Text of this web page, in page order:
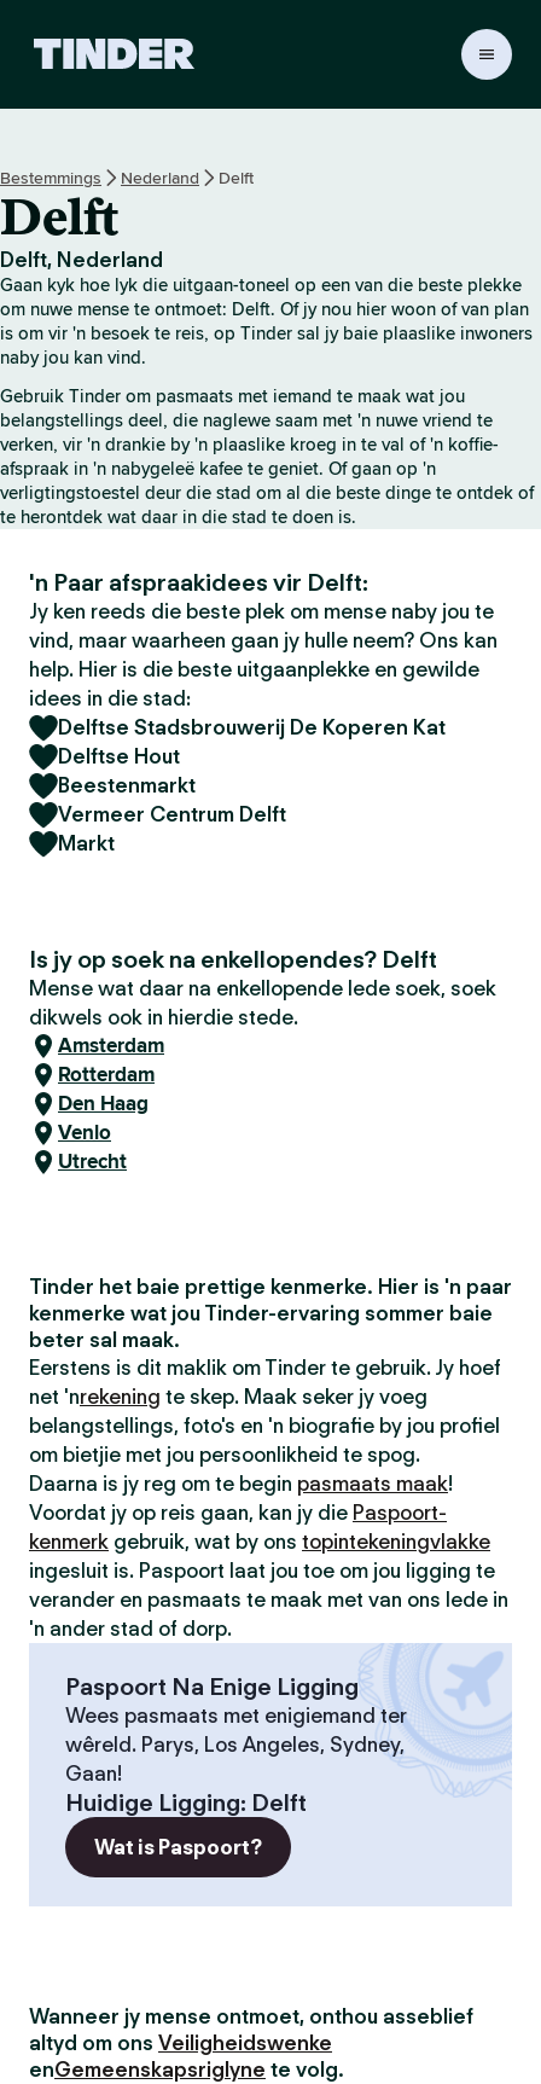
r
i
s
b
d
Bestemmings Nederland Delft
Delft
Delft, Nederland
Gaan kyk hoe lyk die uitgaan-toneel op een van die beste plekke
om nuwe mense te ontmoet: Delft. Of jy nou hier woon of van plan
is om vir 'n besoek te reis, op Tinder sal jy baie plaaslike inwoners
naby jou kan vind.
Gebruik Tinder om pasmaats met iemand te maak wat jou
belangstellings deel, die naglewe saam met 'n nuwe vriend te
verken, vir 'n drankie by 'n plaaslike kroeg in te val of 'n koffie-
afspraak in 'n nabygeleë kafee te geniet. Of gaan op 'n
verligtingstoestel deur die stad om al die beste dinge te ontdek of
te herontdek wat daar in die stad te doen is.
'n Paar afspraakidees vir Delft:
Jy ken reeds die beste plek om mense naby jou te
vind, maar waarheen gaan jy hulle neem? Ons kan
help. Hier is die beste uitgaanplekke en gewilde
idees in die stad:
Delftse Stadsbrouwerij De Koperen Kat
Delftse Hout
Beestenmarkt
Vermeer Centrum Delft
Markt
Is jy op soek na enkellopendes? Delft
Mense wat daar na enkellopende lede soek, soek
dikwels ook in hierdie stede.
Amsterdam
Rotterdam
Den Haag
Venlo
Utrecht
Tinder het baie prettige kenmerke. Hier is 'n paar
kenmerke wat jou Tinder-ervaring sommer baie
beter sal maak.
Eerstens is dit maklik om Tinder te gebruik. Jy hoef
net 'nrekening te skep. Maak seker jy voeg
belangstellings, foto's en 'n biografie by jou profiel
om bietjie met jou persoonlikheid te spog.
Daarna is jy reg om te begin pasmaats maak!
Voordat jy op reis gaan, kan jy die Paspoort-
kenmerk gebruik, wat by ons topintekeningvlakke
ingesluit is. Paspoort laat jou toe om jou ligging te
verander en pasmaats te maak met van ons lede in
'n ander stad of dorp.
Paspoort Na Enige Ligging
Wees pasmaats met enigiemand ter
wêreld. Parys, Los Angeles, Sydney,
Gaan!
Huidige Ligging: Delft
Wat is Paspoort?
Wanneer jy mense ontmoet, onthou asseblief
altyd om ons Veiligheidswenke
enGemeenskapsriglyne te volg.